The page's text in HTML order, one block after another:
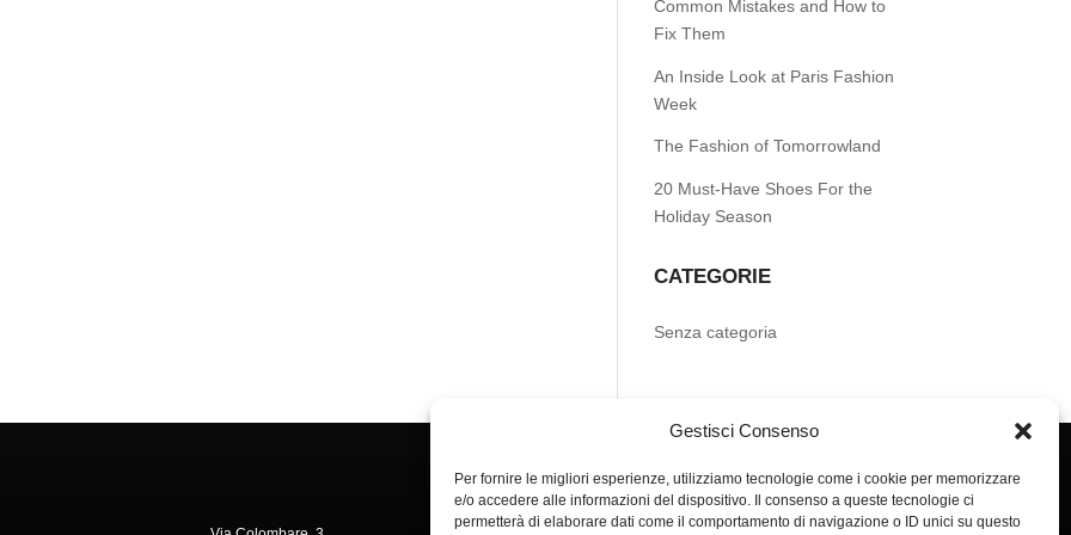
Gestisci Consenso
Per fornire le migliori esperienze, utilizziamo tecnologie come i cookie per memorizzare
e/o accedere alle informazioni del dispositivo. Il consenso a queste tecnologie ci
permetterà di elaborare dati come il comportamento di navigazione o ID unici su questo
Common Mistakes and How to
Fix Them
An Inside Look at Paris Fashion
Week
The Fashion of Tomorrowland
20 Must-Have Shoes For the
Holiday Season
CATEGORIE
Senza categoria